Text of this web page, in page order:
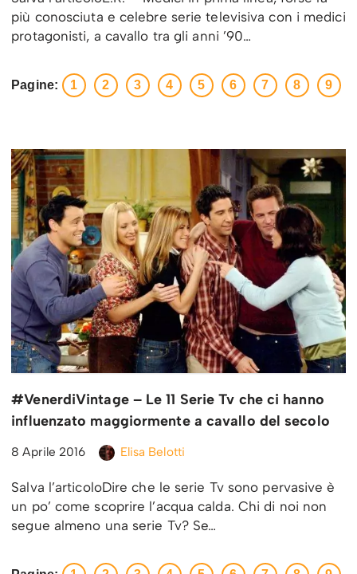
più conosciuta e celebre serie televisiva con i medici
protagonisti, a cavallo tra gli anni ’90…
Pagine: 1 2 3 4 5 6 7 8 9
#VenerdiVintage – Le 11 Serie Tv che ci hanno
influenzato maggiormente a cavallo del secolo
8 Aprile 2016 Elisa Belotti
Salva l’articoloDire che le serie Tv sono pervasive è
un po’ come scoprire l’acqua calda. Chi di noi non
segue almeno una serie Tv? Se…